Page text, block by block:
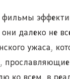
фильмы
далеко не
ужаса,
прославляющие